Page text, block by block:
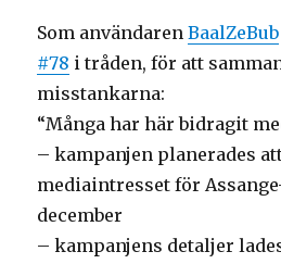
Som användarenBaalZeBub
#78 i tråden, för att
misstankarna:
“Många har här bidragit
– kampanjen planerades
mediaintresset för
december
– kampanjens detaljer